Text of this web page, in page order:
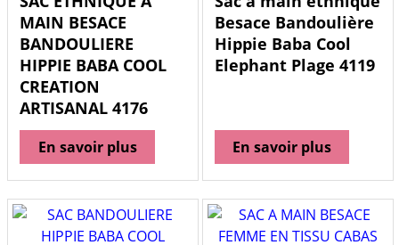
MAIN BESACE
BANDOULIERE
HIPPIE BABA COOL
CREATION
ARTISANAL 4176
En savoir plus
Besace Bandoulière
Hippie Baba Cool
Elephant Plage 4119
En savoir plus